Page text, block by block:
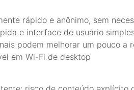
rápido e anônimo, sem
e interface de usuário
podem melhorar um pouco a
em Wi-Fi de desktop